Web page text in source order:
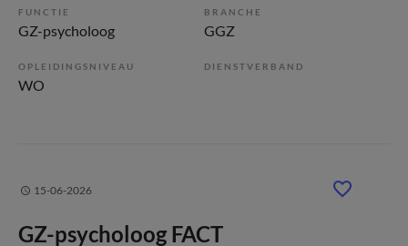
FUNCTIE
GZ-psycholoog
BRANCHE
GGZ
OPLEIDINGSNIVEAU
WO
DIENSTVERBAND
15-06-2026
GZ-psycholoog FACT